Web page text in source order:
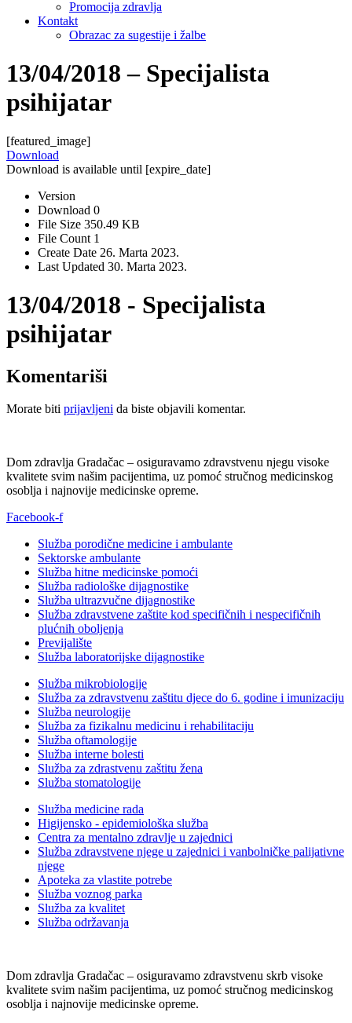
Promocija zdravlja
Kontakt
Obrazac za sugestije i žalbe
13/04/2018 – Specijalista
psihijatar
[featured_image]
Download
Download is available until [expire_date]
Version
Download 0
File Size 350.49 KB
File Count 1
Create Date 26. Marta 2023.
Last Updated 30. Marta 2023.
13/04/2018 - Specijalista
psihijatar
Komentariši
Morate biti prijavljeni da biste objavili komentar.
Dom zdravlja Gradačac – osiguravamo zdravstvenu njegu visoke
kvalitete svim našim pacijentima, uz pomoć stručnog medicinskog
osoblja i najnovije medicinske opreme.
Facebook-f
Služba porodične medicine i ambulante
Sektorske ambulante
Služba hitne medicinske pomoći
Služba radiološke dijagnostike
Služba ultrazvučne dijagnostike
Služba zdravstvene zaštite kod specifičnih i nespecifičnih
plućnih oboljenja
Previjalište
Služba laboratorijske dijagnostike
Služba mikrobiologije
Služba za zdravstvenu zaštitu djece do 6. godine i imunizaciju
Služba neurologije
Služba za fizikalnu medicinu i rehabilitaciju
Služba oftamologije
Služba interne bolesti
Služba za zdrastvenu zaštitu žena
Služba stomatologije
Služba medicine rada
Higijensko - epidemiološka služba
Centra za mentalno zdravlje u zajednici
Služba zdravstvene njege u zajednici i vanbolničke palijativne
njege
Apoteka za vlastite potrebe
Služba voznog parka
Služba za kvalitet
Služba održavanja
Dom zdravlja Gradačac – osiguravamo zdravstvenu skrb visoke
kvalitete svim našim pacijentima, uz pomoć stručnog medicinskog
osoblja i najnovije medicinske opreme.